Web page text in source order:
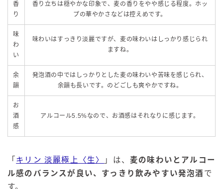
香
り
香り立ちは穏やかな印象で、麦の香りをやや感じる程度。ホッ
プの華やかさなどは控えめです。
味
わ
い
味わいはすっきり淡麗ですが、麦の味わいはしっかり感じられ
ますね。
余
韻
発泡酒の中ではしっかりとした麦の味わいや苦味を感じられ、
余韻も長いです。のどごしも爽やかですね。
お
酒
感
アルコール5.5%なので、お酒感はそれなりに感じます。
「 キリン 淡麗極上〈生〉 」は、麦の味わいとアルコー
ル感のバランスが良い、すっきり飲みやすい発泡酒 で
す。